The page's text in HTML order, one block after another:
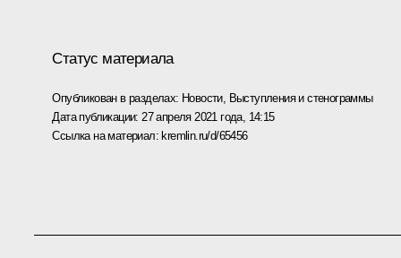
Статус материала
Опубликован в разделах: Новости, Выступления и стенограммы
Дата публикации: 27 апреля 2021 года, 14:15
Ссылка на материал: kremlin.ru/d/65456